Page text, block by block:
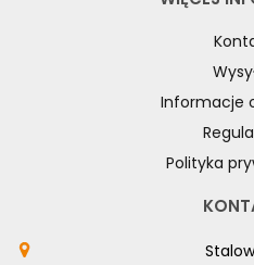
Informacje
Polityka